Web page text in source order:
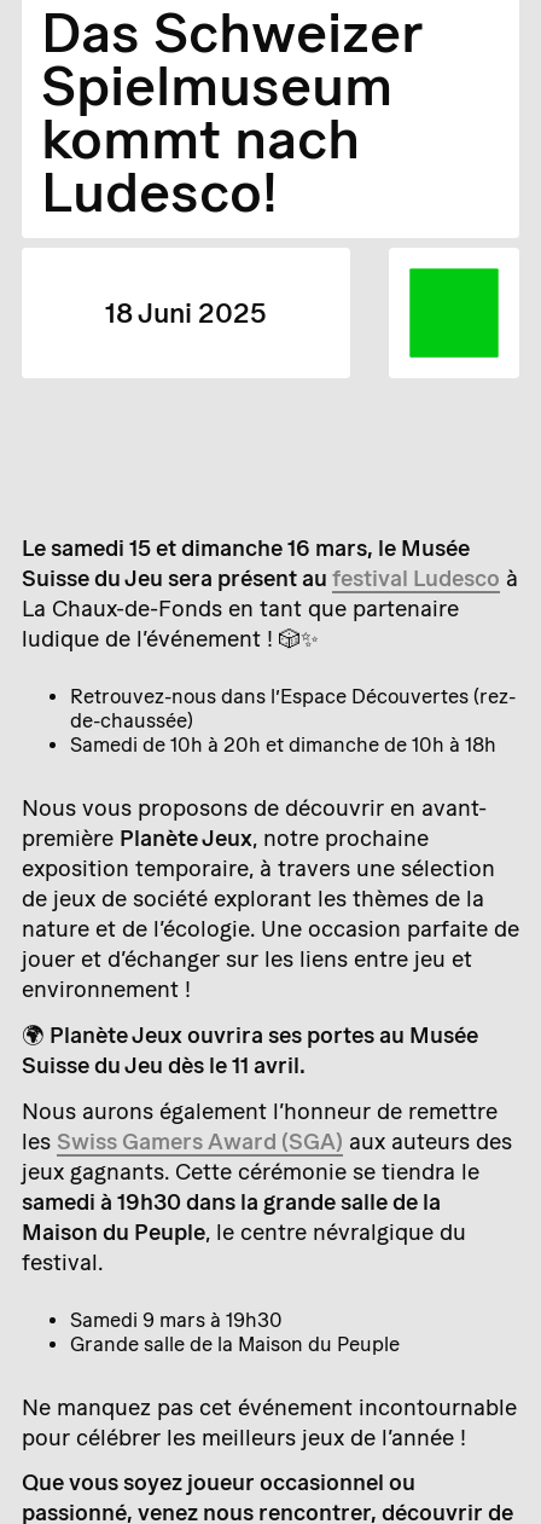
Das Schweizer
Spielmuseum
kommt nach
Ludesco!
18 Juni 2025
Le samedi 15 et dimanche 16 mars, le Musée
Suisse du Jeu sera présent au festival Ludesco à
La Chaux-de-Fonds en tant que partenaire
ludique de l’événement ! 🎲✨
Retrouvez-nous dans l’Espace Découvertes (rez-
de-chaussée)
Samedi de 10h à 20h et dimanche de 10h à 18h
Nous vous proposons de découvrir en avant-
première Planète Jeux, notre prochaine
exposition temporaire, à travers une sélection
de jeux de société explorant les thèmes de la
nature et de l’écologie. Une occasion parfaite de
jouer et d’échanger sur les liens entre jeu et
environnement !
🌍 Planète Jeux ouvrira ses portes au Musée
Suisse du Jeu dès le 11 avril.
Nous aurons également l’honneur de remettre
les Swiss Gamers Award (SGA) aux auteurs des
jeux gagnants. Cette cérémonie se tiendra le
samedi à 19h30 dans la grande salle de la
Maison du Peuple, le centre névralgique du
festival.
Samedi 9 mars à 19h30
Grande salle de la Maison du Peuple
Ne manquez pas cet événement incontournable
pour célébrer les meilleurs jeux de l’année !
Que vous soyez joueur occasionnel ou
passionné, venez nous rencontrer, découvrir de